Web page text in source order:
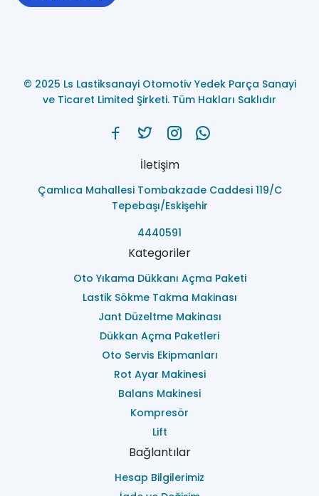
© 2025 Ls Lastiksanayi Otomotiv Yedek Parça Sanayi
ve Ticaret Limited Şirketi. Tüm Hakları Saklıdır
İletişim
Çamlıca Mahallesi Tombakzade Caddesi 119/C
Tepebaşı/Eskişehir
4440591
Kategoriler
Oto Yıkama Dükkanı Açma Paketi
Lastik Sökme Takma Makinası
Jant Düzeltme Makinası
Dükkan Açma Paketleri
Oto Servis Ekipmanları
Rot Ayar Makinesi
Balans Makinesi
Kompresör
Lift
Bağlantılar
Hesap Bilgilerimiz